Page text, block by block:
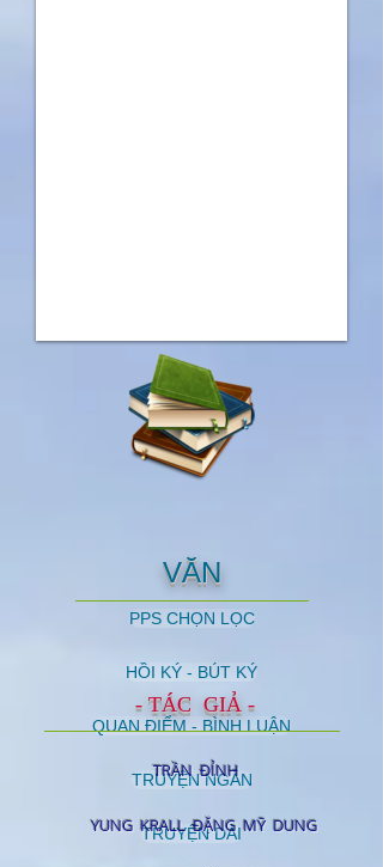
VĂN
PPS CHỌN LỌC
HỒI KÝ - BÚT KÝ
QUAN ĐIỂM - BÌNH LUẬN
TRUYỆN NGẮN
TRUYỆN DÀI
- TÁC GIẢ -
TRẦN ĐỈNH
YUNG KRALL ĐẶNG MỸ DUNG